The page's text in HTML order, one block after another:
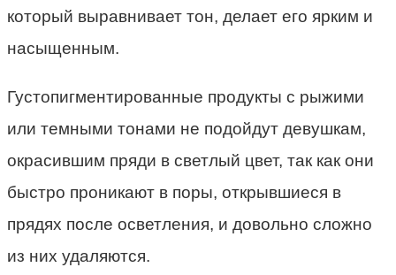
который выравнивает тон, делает его ярким и
насыщенным.
Густопигментированные продукты с рыжими
или темными тонами не подойдут девушкам,
окрасившим пряди в светлый цвет, так как они
быстро проникают в поры, открывшиеся в
прядях после осветления, и довольно сложно
из них удаляются.